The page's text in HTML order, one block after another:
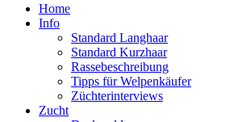
Home
Info
Standard Langhaar
Standard Kurzhaar
Rassebeschreibung
Tipps für Welpenkäufer
Züchterinterviews
Zucht